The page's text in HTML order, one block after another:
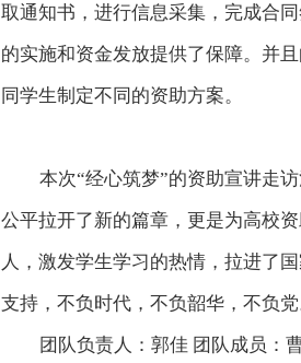
取通知书，进行信息采集，完成合
的实施和资金发放提供了保障。并
同学生制定不同的资助方案。
本次“经心筑梦”的资助宣讲走
公平拉开了新的篇章，更是为高校
人，激发学生学习的热情，拉进了
支持，不负时代，不负韶华，不负党
团队负责人：郭佳 团队成员：